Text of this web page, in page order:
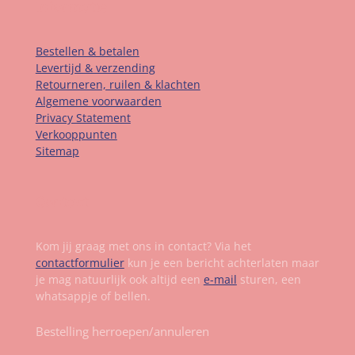
Bestellen & betalen
Levertijd & verzending
Retourneren, ruilen & klachten
Algemene voorwaarden
Privacy Statement
Verkooppunten
Sitemap
Kom jij graag met ons in contact? Via het
contactformulierkun je een bericht achterlaten maar
je mag natuurlijk ook altijd een e-mail sturen, een
whatsappje of bellen.
Bestelling herroepen/annuleren